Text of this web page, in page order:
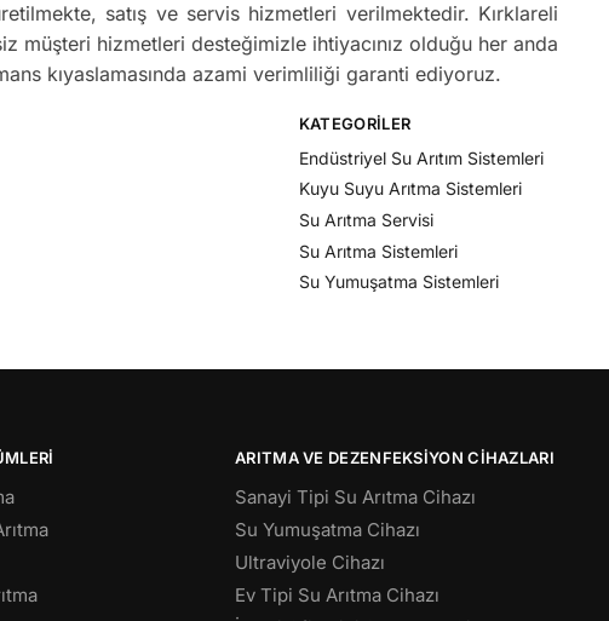
satış ve servis hizmetleri verilmektedir. Kırklareli
hizmetleri desteğimizle ihtiyacınız olduğu her anda
kıyaslamasında azami verimliliği garanti ediyoruz.
KATEGORILER
Endüstriyel Su Arıtım Sistemleri
Kuyu Suyu Arıtma Sistemleri
Su Arıtma Servisi
Su Arıtma Sistemleri
Su Yumuşatma Sistemleri
ARITMA VE DEZENFEKSIYON CIHAZLARI
Sanayi Tipi Su Arıtma Cihazı
Su Yumuşatma Cihazı
Ultraviyole Cihazı
Ev Tipi Su Arıtma Cihazı